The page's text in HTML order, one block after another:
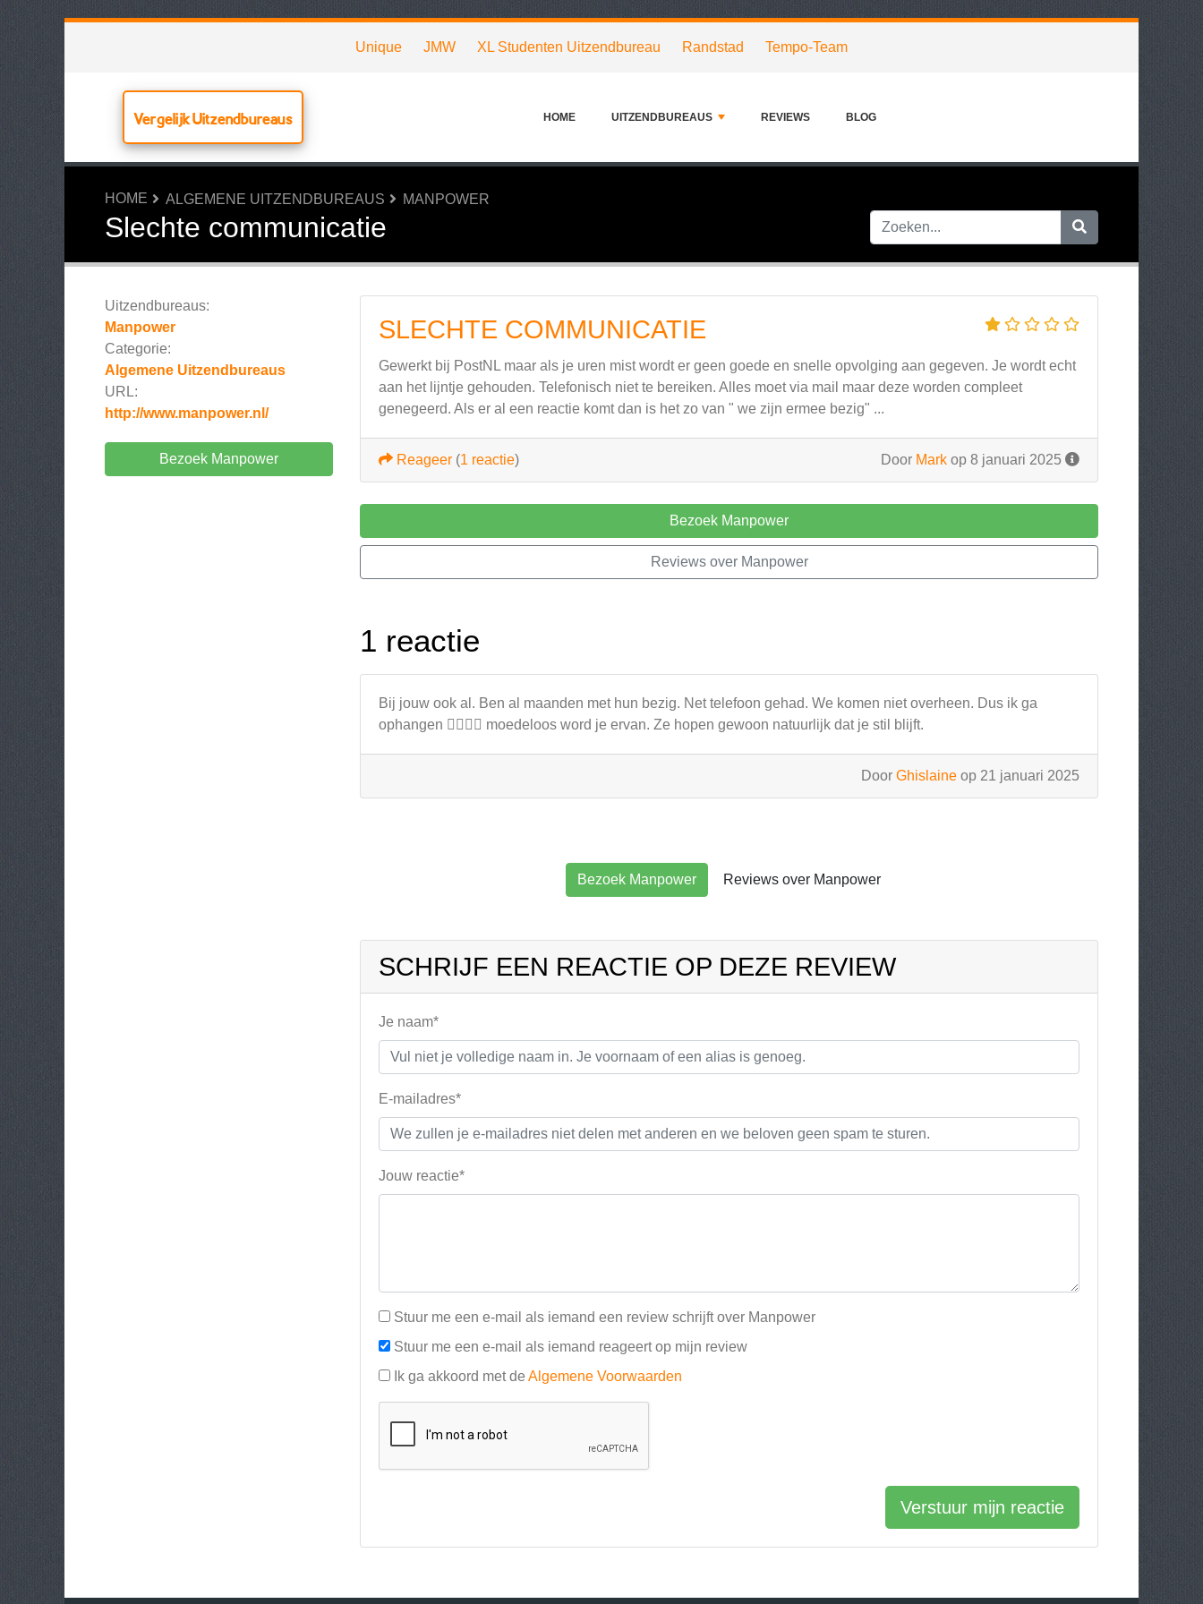
Unique JMW XL Studenten Uitzendbureau Randstad Tempo-Team
Vergelijk Uitzendbureaus HOME UITZENDBUREAUS REVIEWS BLOG
HOME ALGEMENE UITZENDBUREAUS MANPOWER
Slechte communicatie
Uitzendbureaus:
Manpower
Categorie:
Algemene Uitzendbureaus
URL:
http://www.manpower.nl/
Bezoek Manpower
SLECHTE COMMUNICATIE
Gewerkt bij PostNL maar als je uren mist wordt er geen goede en snelle opvolging aan gegeven. Je wordt echt
aan het lijntje gehouden. Telefonisch niet te bereiken. Alles moet via mail maar deze worden compleet
genegeerd. Als er al een reactie komt dan is het zo van " we zijn ermee bezig" ...
Door Mark op 8 januari 2025
Reageer (1 reactie)
Bezoek Manpower
Reviews over Manpower
1 reactie
Bij jouw ook al. Ben al maanden met hun bezig. Net telefoon gehad. We komen niet overheen. Dus ik ga
ophangen 😮‍💨😮‍💨 moedeloos word je ervan. Ze hopen gewoon natuurlijk dat je stil blijft.
Door Ghislaine op 21 januari 2025
Bezoek Manpower Reviews over Manpower
SCHRIJF EEN REACTIE OP DEZE REVIEW
Je naam*
E-mailadres*
Jouw reactie*
Stuur me een e-mail als iemand een review schrijft over Manpower
Stuur me een e-mail als iemand reageert op mijn review
Ik ga akkoord met de Algemene Voorwaarden
Verstuur mijn reactie